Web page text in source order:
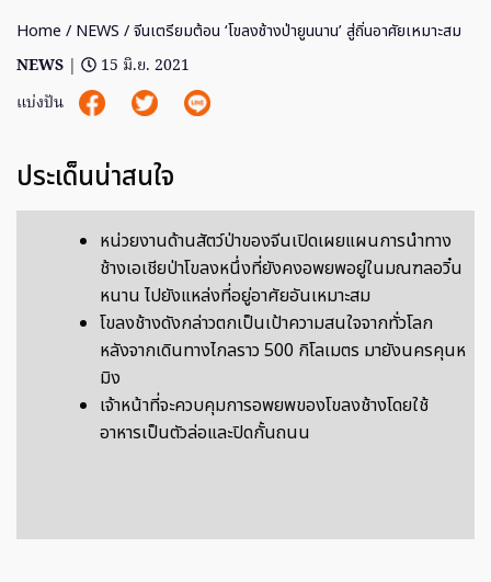
Home / NEWS / จีนเตรียมต้อน ‘โขลงช้างป่ายูนนาน’ สู่ถิ่นอาศัยเหมาะสม
NEWS |
15 มิ.ย. 2021
แบ่งปัน
ประเด็นน่าสนใจ
หน่วยงานด้านสัตว์ป่าของจีนเปิดเผยแผนการนำทาง
ช้างเอเชียป่าโขลงหนึ่งที่ยังคงอพยพอยู่ในมณฑลอวิ๋น
หนาน ไปยังแหล่งที่อยู่อาศัยอันเหมาะสม
โขลงช้างดังกล่าวตกเป็นเป้าความสนใจจากทั่วโลก
หลังจากเดินทางไกลราว 500 กิโลเมตร มายังนครคุนห
มิง
เจ้าหน้าที่จะควบคุมการอพยพของโขลงช้างโดยใช้
อาหารเป็นตัวล่อและปิดกั้นถนน